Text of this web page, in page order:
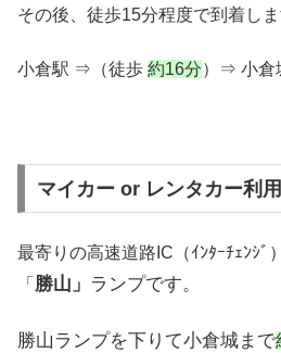
その後、徒歩15分程度で到着しま
小倉駅 ⇒（徒歩 約16分）⇒ 小倉
マイカー or レンタカー利
最寄りの高速道路IC（ｲﾝﾀｰﾁｪﾝｼﾞ
「 勝山」 ランプです。
勝山ランプを下りて小倉城まで